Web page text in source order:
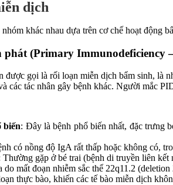
dịch
khác nhau dựa trên cơ chế hoạt động
phát (Primary Immunodeficiency
được gọi là rối loạn miễn dịch bẩm sinh, là
các tác nhân gây bệnh khác. Người mắc
biến: Đây là bệnh phổ biến nhất, đặc trưng
có nồng độ IgA rất thấp hoặc không có,
Thường gặp ở bé trai (bệnh di truyền liên
do mất đoạn nhiễm sắc thể 22q11.2
thực bào, khiến các tế bào miễn dịch